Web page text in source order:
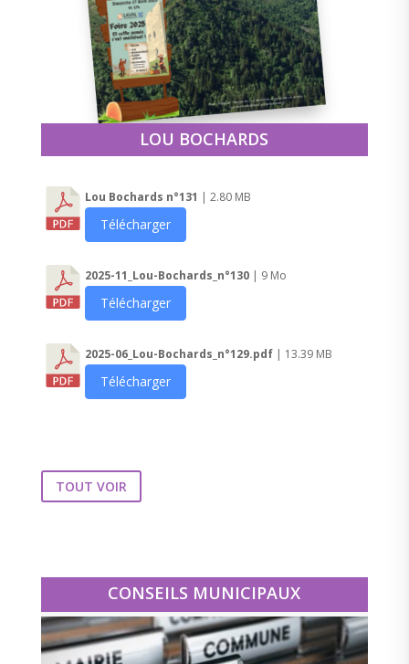
LOU BOCHARDS
Lou Bochards n°131 | 2.80 MB
Télécharger
2025-11_Lou-Bochards_n°130| 9 Mo
Télécharger
2025-06_Lou-Bochards_n°129.pdf| 13.39 MB
Télécharger
TOUT VOIR
CONSEILS MUNICIPAUX